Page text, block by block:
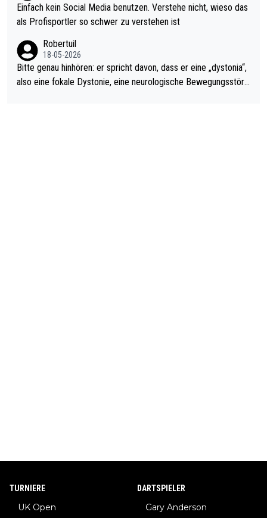
r war doch neulich erst derjenige, der über Social Media GvV p
rovoziert hat. Und Littlers Mutter schießt öfters mal gegen Ric
Einfach kein Social Media benutzen. Verstehe nicht, wieso das
als Profisportler so schwer zu verstehen ist
Robertuil
18-05-2026
Bitte genau hinhören: er spricht davon, dass er eine „dystonia“,
also eine fokale Dystonie, eine neurologische Bewegungsstöru
TURNIERE
UK Open
DARTSPIELER
Gary Anderson